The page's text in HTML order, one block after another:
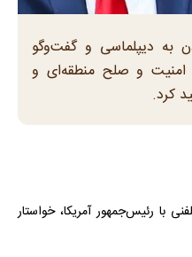
به دیپلماسی و گفت‌وگو
امنیت و صلح منطقه‌ای و
کرد.
با رئیس‌جمهور آمریکا، خواستار